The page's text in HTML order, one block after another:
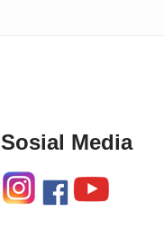
Sosial Media